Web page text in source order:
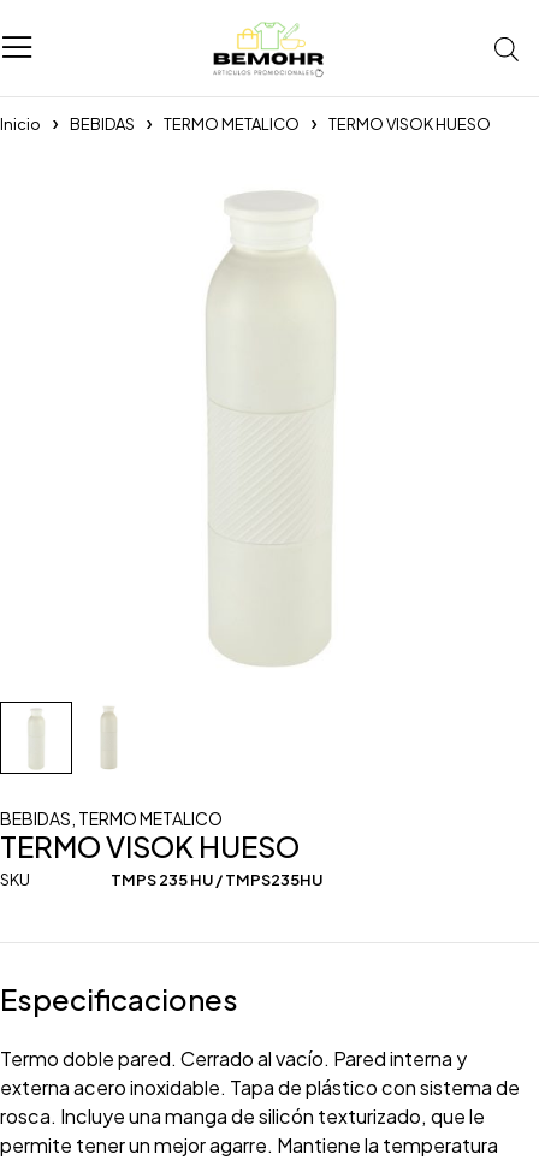
Inicio BEBIDAS TERMO METALICO TERMO VISOK HUESO
BEBIDAS TERMO METALICO
TERMO VISOK HUESO
SKU TMPS 235 HU / TMPS235HU
Especificaciones
Termo doble pared. Cerrado al vacío. Pared interna y
externa acero inoxidable. Tapa de plástico con sistema de
rosca. Incluye una manga de silicón texturizado, que le
permite tener un mejor agarre. Mantiene la temperatura